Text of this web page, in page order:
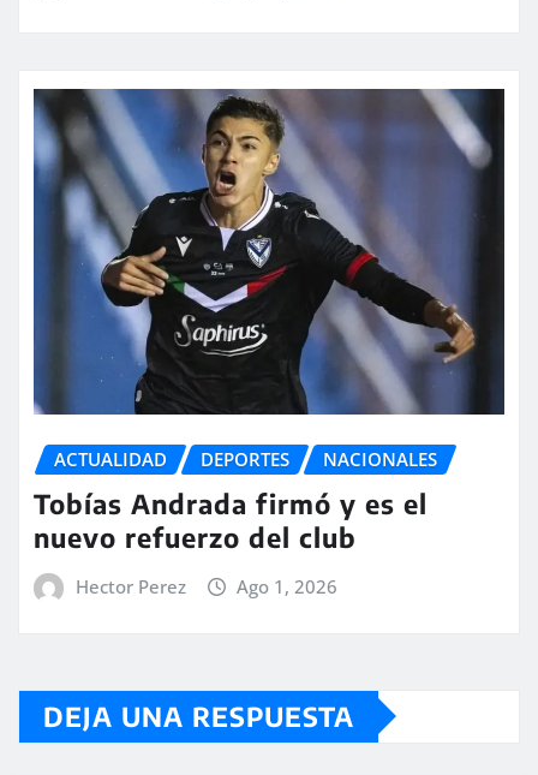
ACTUALIDAD DEPORTES NACIONALES
Tobías Andrada firmó y es el
nuevo refuerzo del club
Hector Perez Ago 1, 2026
DEJA UNA RESPUESTA